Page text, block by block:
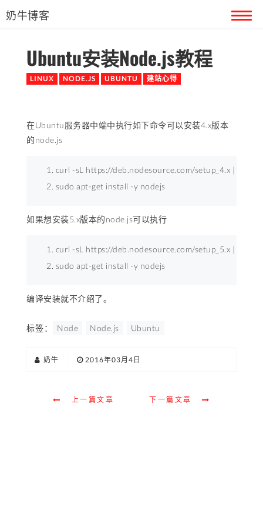
奶牛博客
首页
留言本
Ubuntu安装Node.js教程
LINUX NODE.JS UBUNTU 建站心得
在Ubuntu服务器中端中执行如下命令可以安装4.x版本
的node.js
curl -sL https://deb.nodesource.com/setup_4.x | sudo -
sudo apt-get install -y nodejs
如果想安装5.x版本的node.js可以执行
curl -sL https://deb.nodesource.com/setup_5.x | sudo -
sudo apt-get install -y nodejs
编译安装就不介绍了。
标签： Node Node.js Ubuntu
奶牛 2016年03月4日
上一篇文章 下一篇文章